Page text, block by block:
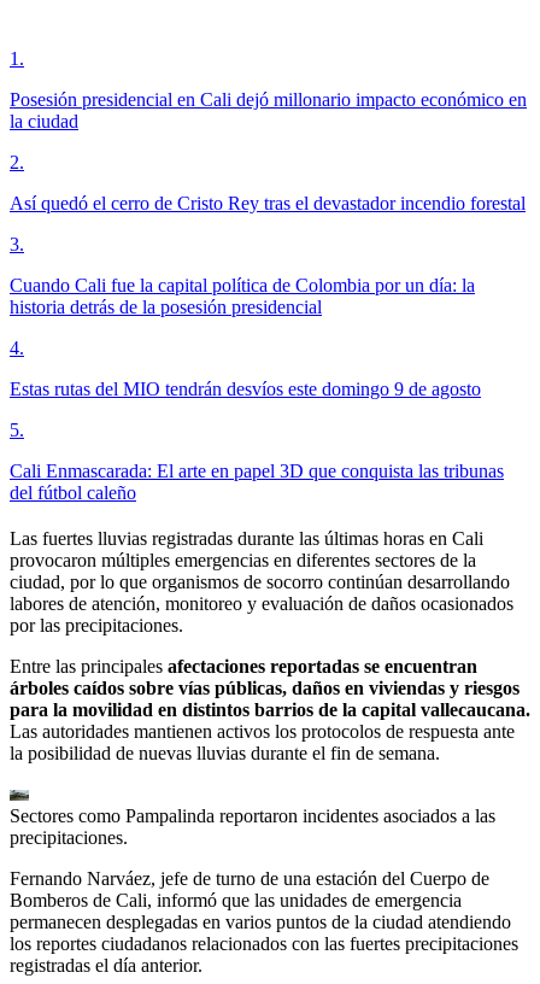
1 .
Posesión presidencial en Cali dejó millonario impacto económico en
la ciudad
2.
Así quedó el cerro de Cristo Rey tras el devastador incendio forestal
3.
Cuando Cali fue la capital política de Colombia por un día: la
historia detrás de la posesión presidencial
4.
Estas rutas del MIO tendrán desvíos este domingo 9 de agosto
5.
Cali Enmascarada: El arte en papel 3D que conquista las tribunas
del fútbol caleño
Las fuertes lluvias registradas durante las últimas horas en Cali
provocaron múltiples emergencias en diferentes sectores de la
ciudad, por lo que organismos de socorro continúan desarrollando
labores de atención, monitoreo y evaluación de daños ocasionados
por las precipitaciones.
Entre las principales afectaciones reportadas se encuentran
árboles caídos sobre vías públicas, daños en viviendas y riesgos
para la movilidad en distintos barrios de la capital vallecaucana.
Las autoridades mantienen activos los protocolos de respuesta ante
la posibilidad de nuevas lluvias durante el fin de semana.
Sectores como Pampalinda reportaron incidentes asociados a las
precipitaciones.
Fernando Narváez, jefe de turno de una estación del Cuerpo de
Bomberos de Cali, informó que las unidades de emergencia
permanecen desplegadas en varios puntos de la ciudad atendiendo
los reportes ciudadanos relacionados con las fuertes precipitaciones
registradas el día anterior.